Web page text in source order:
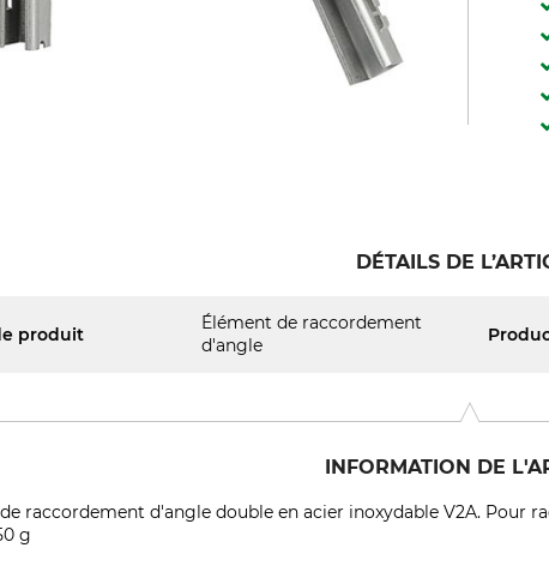
DÉTAILS DE
produit
Élément de raccordement
d'angle
INFORMATION DE
raccordement d'angle double en acier inoxydable V2A. Pour
g